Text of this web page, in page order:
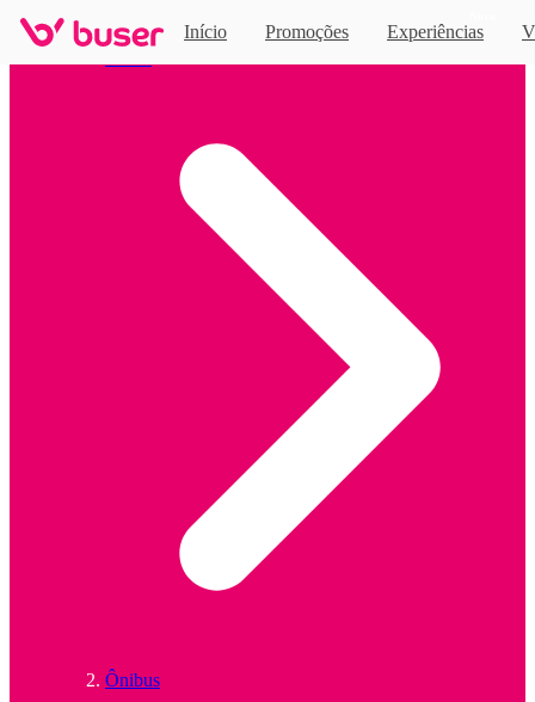
Início Promoções Experiências
Ônibus